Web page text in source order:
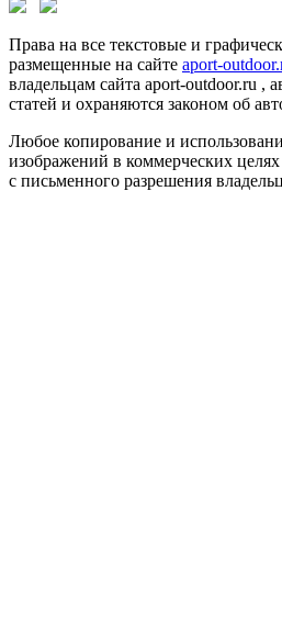
Права на все текстовые и
размещенные на сайте aport-
владельцам сайта aport-outdoor.ru ,
статей и охраняются законом об
Любое копирование и
изображений в коммерческих
с письменного разрешения